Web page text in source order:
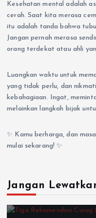
Kesehatan mental adalah
cerah. Saat kita merasa
itu adalah tanda bahwa
Jangan pernah merasa
orang terdekat atau ahli
Luangkan waktu untuk
yang tidak perlu, dan
kebahagiaan. Ingat,
melainkan langkah bijak
✨ Kamu berharga, dan
mulai sekarang! ✨
Jangan